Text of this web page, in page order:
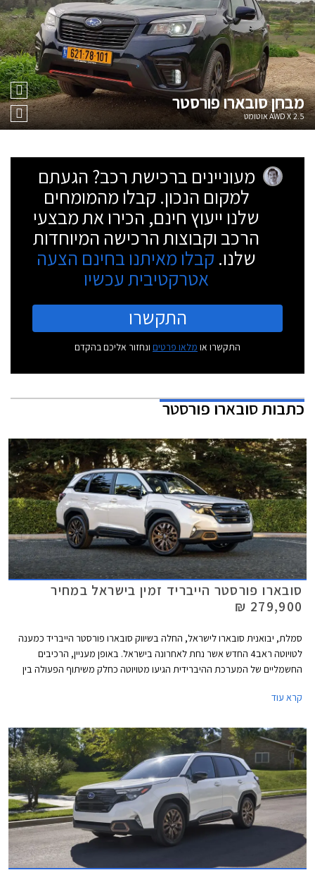
מבחןסובארו פורסטר
2.5 AWD X אוטומט
מעוניינים ברכישת רכב? הגעתם
למקום הנכון. קבלו מהמומחים
שלנו ייעוץ חינם, הכירו את מבצעי
הרכב וקבוצות הרכישה המיוחדות
שלנו. קבלו מאיתנו בחינם הצעה
אטרקטיבית עכשיו
התקשרו
התקשרו או מלאו פרטים ונחזור אליכם בהקדם
כתבותסובארו פורסטר
סובארו פורסטר הייבריד זמין בישראל במחיר
279,900 ₪
סמלת, יבואנית סובארו לישראל, החלה בשיווק סובארו פורסטר הייבריד כמענה
לטויוטה ראב4 החדש אשר נחת לאחרונה בישראל. באופן מעניין, הרכיבים
החשמליים של המערכת ההיברידית הגיעו מטויוטה כחלק משיתוף הפעולה בין
קרא עוד